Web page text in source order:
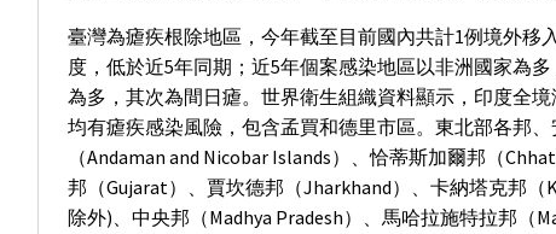
臺灣為瘧疾根除地區，今年截至目前國內共計1例境外移
度，低於近5年同期；近5年個案感染地區以非洲國家為
為多，其次為間日瘧。世界衛生組織資料顯示，印度全境
均有瘧疾感染風險，包含孟買和德里市區。東北部各邦
（Andaman and Nicobar Islands）、恰蒂斯加爾邦（
邦（Gujarat）、賈坎德邦（Jharkhand）、卡納塔克邦（
除外)、中央邦（Madhya Pradesh）、馬哈拉施特拉邦（